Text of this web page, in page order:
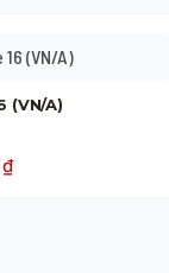
(VN/A)
₫